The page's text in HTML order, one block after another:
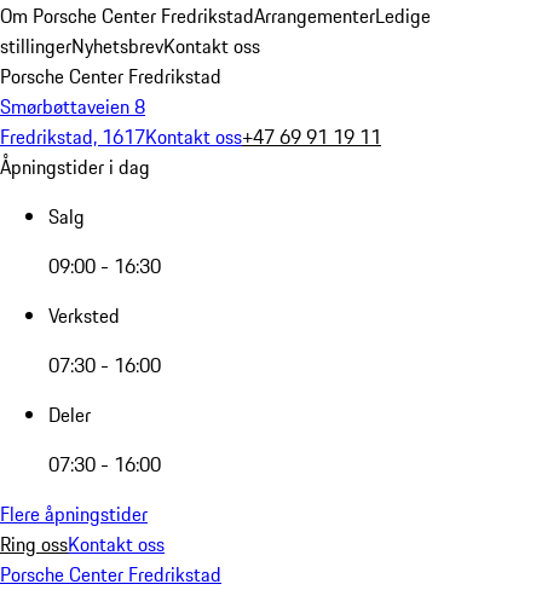
Om Porsche Center FredrikstadArrangementerLedige
stillingerNyhetsbrevKontakt oss
Porsche Center Fredrikstad
Smørbøttaveien 8
Fredrikstad, 1617Kontakt oss+47 69 91 19 11
Åpningstider i dag
Salg
09:00 - 16:30
Verksted
07:30 - 16:00
Deler
07:30 - 16:00
Flere åpningstider
Ring ossKontakt oss
Porsche Center Fredrikstad